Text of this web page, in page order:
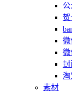
贺
微
微
封
淘
素材